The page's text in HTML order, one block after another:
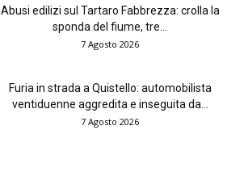
Abusi edilizi sul Tartaro Fabbrezza: crolla la
sponda del fiume, tre...
7 Agosto 2026
Furia in strada a Quistello: automobilista
ventiduenne aggredita e inseguita da...
7 Agosto 2026